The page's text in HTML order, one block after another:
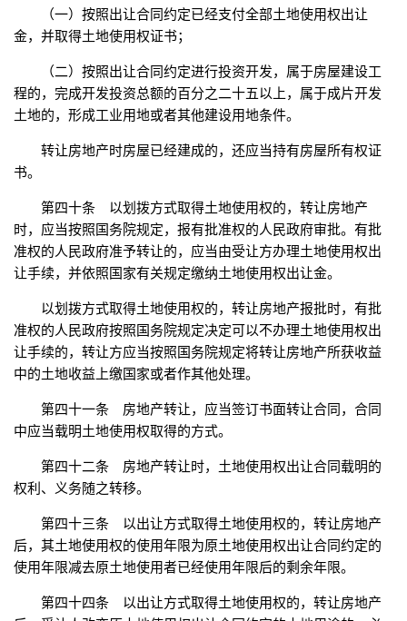
（一）按照出让合同约定已经支付全部土地使用权出让
金，并取得土地使用权证书；
（二）按照出让合同约定进行投资开发，属于房屋建设工
程的，完成开发投资总额的百分之二十五以上，属于成片开发
土地的，形成工业用地或者其他建设用地条件。
转让房地产时房屋已经建成的，还应当持有房屋所有权证
书。
第四十条 以划拨方式取得土地使用权的，转让房地产
时，应当按照国务院规定，报有批准权的人民政府审批。有批
准权的人民政府准予转让的，应当由受让方办理土地使用权出
让手续，并依照国家有关规定缴纳土地使用权出让金。
以划拨方式取得土地使用权的，转让房地产报批时，有批
准权的人民政府按照国务院规定决定可以不办理土地使用权出
让手续的，转让方应当按照国务院规定将转让房地产所获收益
中的土地收益上缴国家或者作其他处理。
第四十一条 房地产转让，应当签订书面转让合同，合同
中应当载明土地使用权取得的方式。
第四十二条 房地产转让时，土地使用权出让合同载明的
权利、义务随之转移。
第四十三条 以出让方式取得土地使用权的，转让房地产
后，其土地使用权的使用年限为原土地使用权出让合同约定的
使用年限减去原土地使用者已经使用年限后的剩余年限。
第四十四条 以出让方式取得土地使用权的，转让房地产